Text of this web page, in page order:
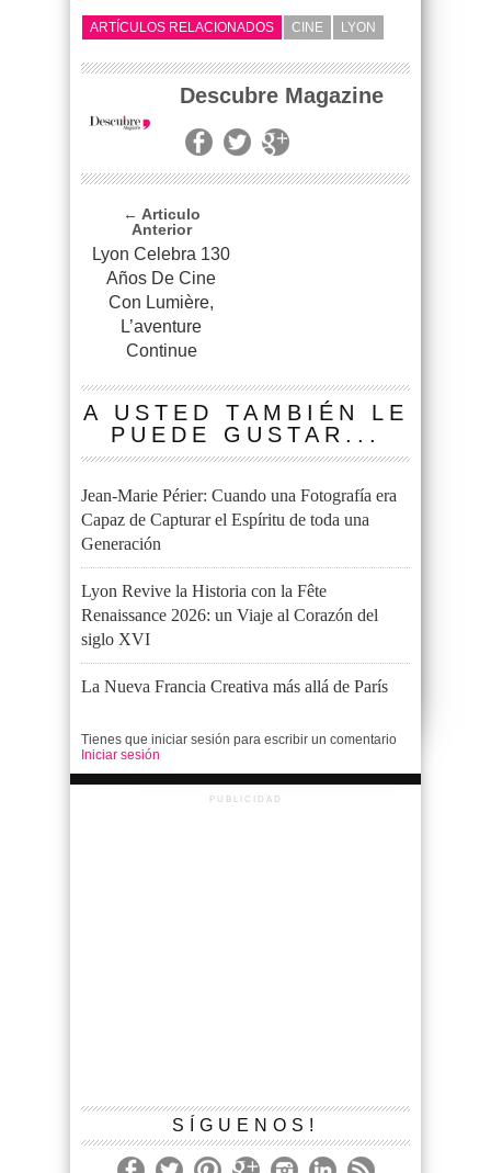
ARTÍCULOS RELACIONADOS CINE LYON
Descubre Magazine
← Articulo
Anterior
Lyon Celebra 130
Años De Cine
Con Lumière,
L’aventure
Continue
A USTED TAMBIÉN LE
PUEDE GUSTAR...
Jean-Marie Périer: Cuando una Fotografía era
Capaz de Capturar el Espíritu de toda una
Generación
Lyon Revive la Historia con la Fête
Renaissance 2026: un Viaje al Corazón del
siglo XVI
La Nueva Francia Creativa más allá de París
Tienes que iniciar sesión para escribir un comentario
Iniciar sesión
PUBLICIDAD
SÍGUENOS!